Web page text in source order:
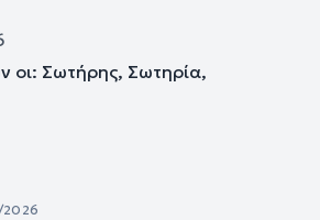
οι: Σωτήρης, Σωτηρία,